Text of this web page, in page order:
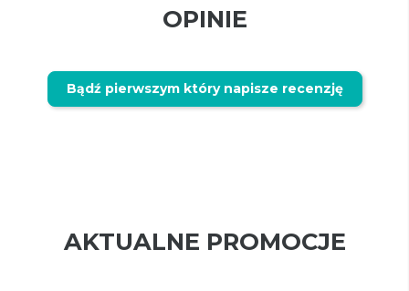
OPINIE
Bądź pierwszym który napisze recenzję
AKTUALNE PROMOCJE